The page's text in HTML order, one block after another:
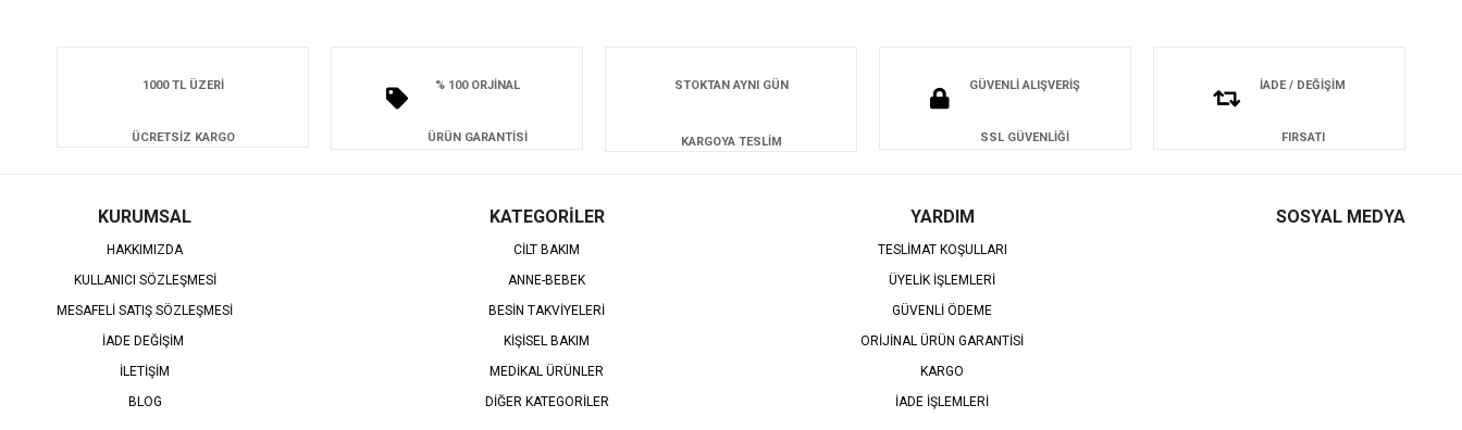
1000 TL ÜZERİ
ÜCRETSİZ KARGO
% 100 ORJİNAL
ÜRÜN GARANTİSİ
STOKTAN AYNI GÜN
KARGOYA TESLİM
GÜVENLİ ALIŞVERİŞ
SSL GÜVENLİĞİ
İADE / DEĞİŞİM
FIRSATI
KURUMSAL
HAKKIMIZDA
KULLANICI SÖZLEŞMESİ
MESAFELİ SATIŞ SÖZLEŞMESİ
İADE DEĞİŞİM
İLETİŞİM
BLOG
KATEGORİLER
CİLT BAKIM
ANNE-BEBEK
BESİN TAKVİYELERİ
KİŞİSEL BAKIM
MEDİKAL ÜRÜNLER
DİĞER KATEGORİLER
YARDIM
TESLİMAT KOŞULLARI
ÜYELİK İŞLEMLERİ
GÜVENLİ ÖDEME
ORİJİNAL ÜRÜN GARANTİSİ
KARGO
İADE İŞLEMLERİ
SOSYAL MEDYA